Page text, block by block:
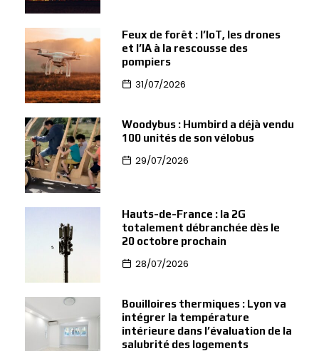
Feux de forêt : l’IoT, les drones
et l’IA à la rescousse des
pompiers
31/07/2026
Woodybus : Humbird a déjà vendu
100 unités de son vélobus
29/07/2026
Hauts-de-France : la 2G
totalement débranchée dès le
20 octobre prochain
28/07/2026
Bouilloires thermiques : Lyon va
intégrer la température
intérieure dans l’évaluation de la
salubrité des logements